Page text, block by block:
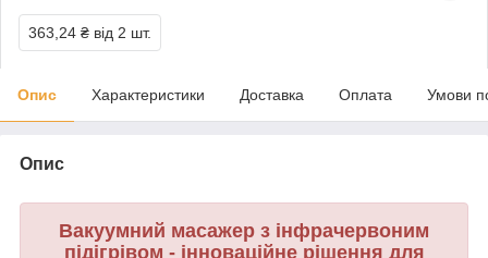
363,24 ₴ від 2 шт.
Опис Характеристики Доставка Оплата Умови
Опис
Вакуумний масажер з інфрачервоним
підігрівом - інноваційне рішення для